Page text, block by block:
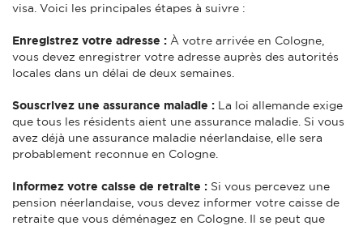
visa. Voici les principales étapes à suivre :
Enregistrez votre adresse : À votre arrivée en Cologne,
vous devez enregistrer votre adresse auprès des autorités
locales dans un délai de deux semaines.
Souscrivez une assurance maladie : La loi allemande exige
que tous les résidents aient une assurance maladie. Si vous
avez déjà une assurance maladie néerlandaise, elle sera
probablement reconnue en Cologne.
Informez votre caisse de retraite : Si vous percevez une
pension néerlandaise, vous devez informer votre caisse de
retraite que vous déménagez en Cologne. Il se peut que